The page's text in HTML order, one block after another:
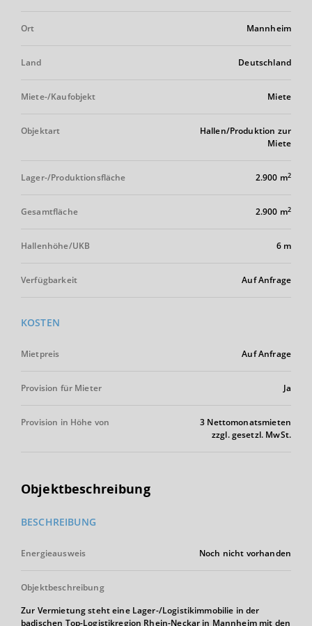
Ort Mannheim
Land Deutschland
Miete-/Kaufobjekt Miete
Objektart
Hallen/Produktion zur
Miete
Lager-/Produktionsfläche 2.900 m2
Gesamtfläche 2.900 m2
Hallenhöhe/UKB 6 m
Verfügbarkeit Auf Anfrage
KOSTEN
Mietpreis Auf Anfrage
Provision für Mieter Ja
Provision in Höhe von
3 Nettomonatsmieten
zzgl. gesetzl. MwSt.
Objektbeschreibung
BESCHREIBUNG
Energieausweis Noch nicht vorhanden
Objektbeschreibung
Zur Vermietung steht eine Lager-/Logistikimmobilie in der
badischen Top-Logistikregion Rhein-Neckar in Mannheim mit den